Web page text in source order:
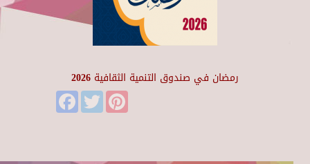
رمضان في صندوق التنمية الثقافية 2026
FacebookTwitter